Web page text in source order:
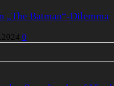
„The Batman“-Dilemma
0